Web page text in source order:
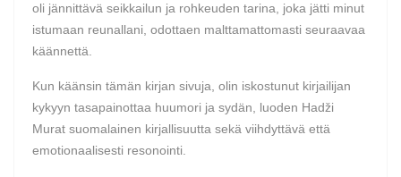
oli jännittävä seikkailun ja rohkeuden tarina, joka jätti minut
istumaan reunallani, odottaen malttamattomasti seuraavaa
käännettä.
Kun käänsin tämän kirjan sivuja, olin iskostunut kirjailijan
kykyyn tasapainottaa huumori ja sydän, luoden Hadži
Murat suomalainen kirjallisuutta sekä viihdyttävä että
emotionaalisesti resonointi.